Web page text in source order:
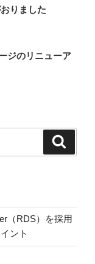
りました
ジのリニューア
（RDS）を採用
ント